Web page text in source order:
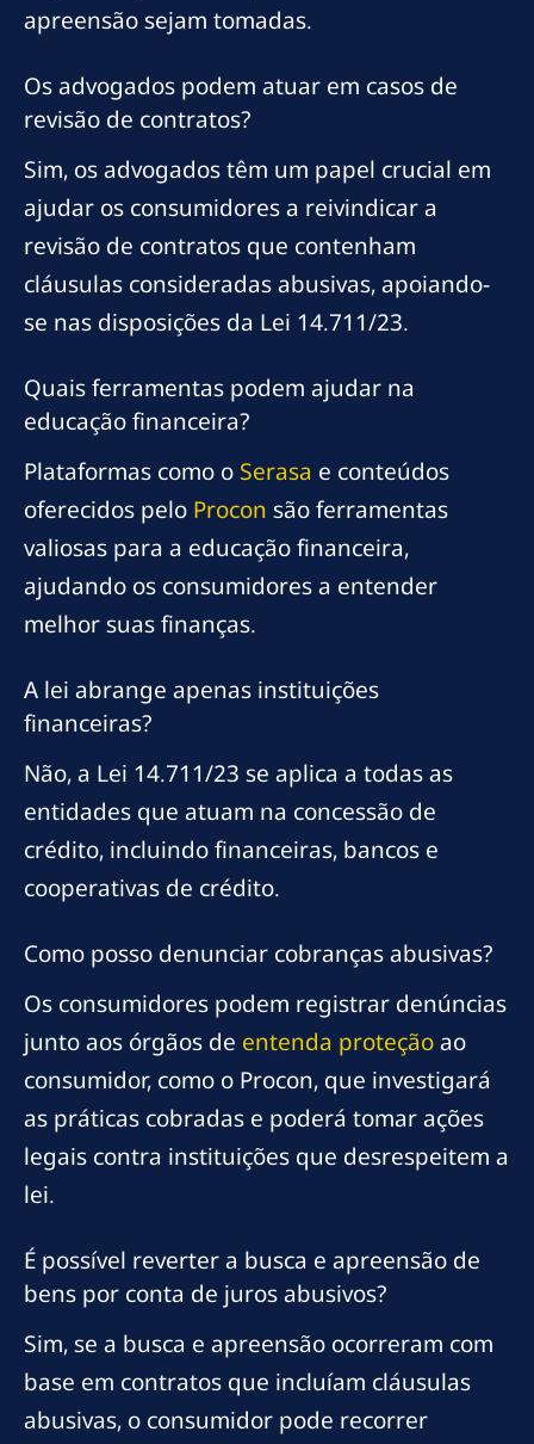
apreensão sejam tomadas.
Os advogados podem atuar em casos de
revisão de contratos?
Sim, os advogados têm um papel crucial em
ajudar os consumidores a reivindicar a
revisão de contratos que contenham
cláusulas consideradas abusivas, apoiando-
se nas disposições da Lei 14.711/23.
Quais ferramentas podem ajudar na
educação financeira?
Plataformas como o Serasa e conteúdos
oferecidos pelo Procon são ferramentas
valiosas para a educação financeira,
ajudando os consumidores a entender
melhor suas finanças.
A lei abrange apenas instituições
financeiras?
Não, a Lei 14.711/23 se aplica a todas as
entidades que atuam na concessão de
crédito, incluindo financeiras, bancos e
cooperativas de crédito.
Como posso denunciar cobranças abusivas?
Os consumidores podem registrar denúncias
junto aos órgãos de entenda proteçãoao
consumidor, como o Procon, que investigará
as práticas cobradas e poderá tomar ações
legais contra instituições que desrespeitem a
lei.
É possível reverter a busca e apreensão de
bens por conta de juros abusivos?
Sim, se a busca e apreensão ocorreram com
base em contratos que incluíam cláusulas
abusivas, o consumidor pode recorrer